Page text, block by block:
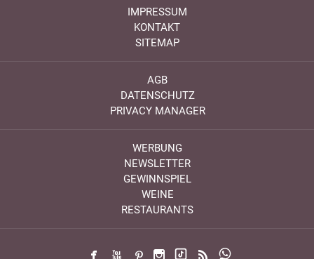
IMPRESSUM
KONTAKT
SITEMAP
AGB
DATENSCHUTZ
PRIVACY MANAGER
WERBUNG
NEWSLETTER
GEWINNSPIEL
WEINE
RESTAURANTS